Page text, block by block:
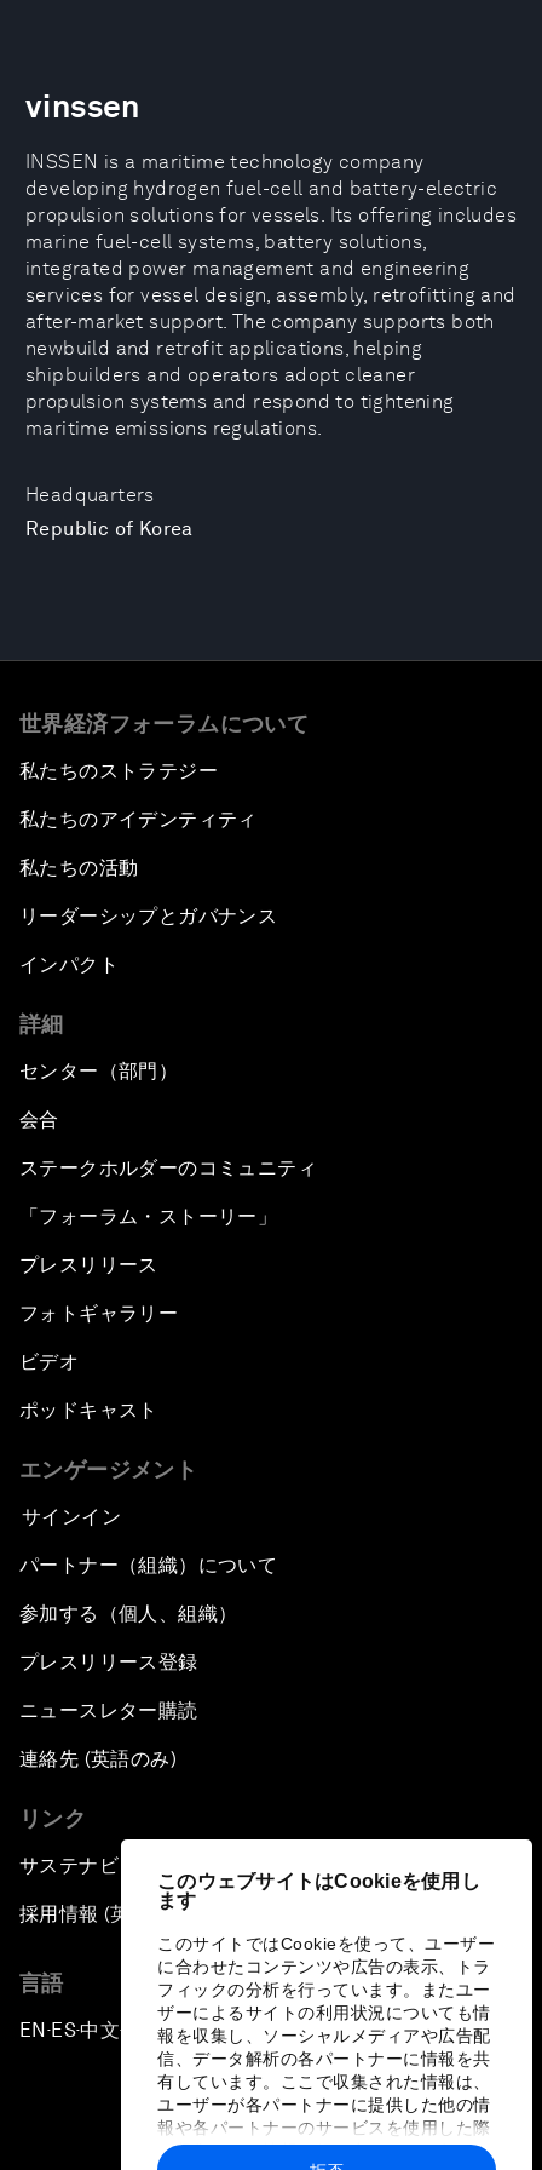
このウェブサイトはCookieを使用し
ます
このサイトではCookieを使って、ユーザー
に合わせたコンテンツや広告の表示、トラ
フィックの分析を行っています。またユー
ザーによるサイトの利用状況についても情
報を収集し、ソーシャルメディアや広告配
信、データ解析の各パートナーに情報を共
有しています。ここで収集された情報は、
ユーザーが各パートナーに提供した他の情
報や各パートナーのサービスを使用した際
に収集された情報と組み合わされ、各パー
Headquarters
Republic of Korea
vinssen
INSSEN is a maritime technology company
developing hydrogen fuel-cell and battery-electric
propulsion solutions for vessels. Its offering includes
marine fuel-cell systems, battery solutions,
integrated power management and engineering
services for vessel design, assembly, retrofitting and
after-market support. The company supports both
newbuild and retrofit applications, helping
shipbuilders and operators adopt cleaner
propulsion systems and respond to tightening
maritime emissions regulations.
世界経済フォーラムについて
私たちのストラテジー
私たちのアイデンティティ
私たちの活動
リーダーシップとガバナンス
インパクト
詳細
センター（部門）
会合
ステークホルダーのコミュニティ
「フォーラム・ストーリー」
プレスリリース
フォトギャラリー
ビデオ
ポッドキャスト
エンゲージメント
サインイン
パートナー（組織）について
参加する（個人、組織）
プレスリリース登録
ニュースレター購読
連絡先 (英語のみ)
リンク
サステナビリティへの取り組み
採用情報 (英語のみ)
言語
EN ▪ES▪中文▪ 日本語